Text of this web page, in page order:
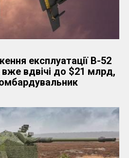
експлуатації B-52
вже вдвічі до $21 млрд,